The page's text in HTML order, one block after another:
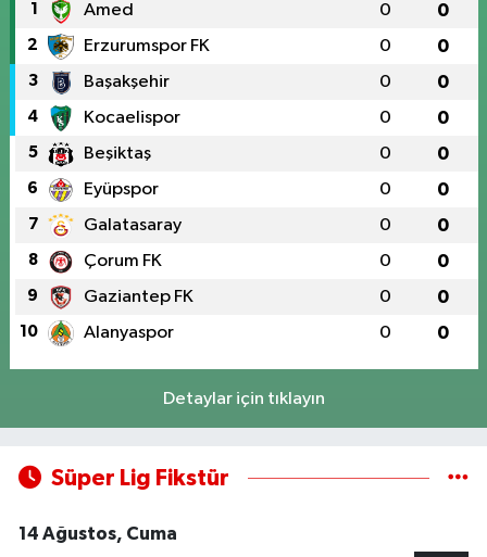
1 Amed 0 0
2 Erzurumspor FK 0 0
3 Başakşehir 0 0
4 Kocaelispor 0 0
5 Beşiktaş 0 0
6 Eyüpspor 0 0
7 Galatasaray 0 0
8 Çorum FK 0 0
9 Gaziantep FK 0 0
10 Alanyaspor 0 0
Detaylar için tıklayın
Süper Lig Fikstür
14 Ağustos, Cuma